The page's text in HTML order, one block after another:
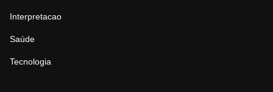
Interpretacao
Saúde
Tecnologia